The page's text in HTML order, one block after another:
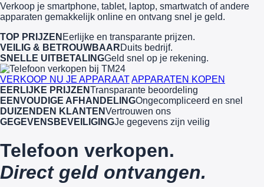
Verkoop je smartphone, tablet, laptop, smartwatch of andere
apparaten gemakkelijk online en ontvang snel je geld.
TOP PRIJZEN Eerlijke en transparante prijzen.
VEILIG & BETROUWBAARDuits bedrijf.
SNELLE UITBETALINGGeld snel op je rekening.
VERKOOP NU JE APPARAATAPPARATEN KOPEN
EERLIJKE PRIJZENTransparante beoordeling
EENVOUDIGE AFHANDELINGOngecompliceerd en snel
DUIZENDEN KLANTENVertrouwen ons
GEGEVENSBEVEILIGINGJe gegevens zijn veilig
Telefoon verkopen.
Direct geld ontvangen.